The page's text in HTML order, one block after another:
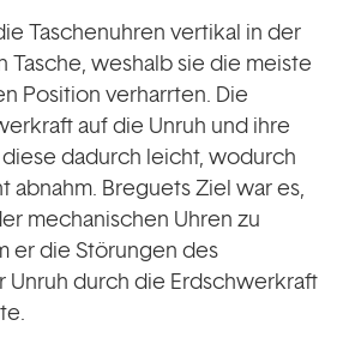
Taschenuhren vertikal in der
Tasche, weshalb sie die meiste
Position verharrten. Die
auf die Unruh und ihre
dadurch leicht, wodurch
abnahm. Breguets Ziel war es,
mechanischen Uhren zu
er die Störungen des
Unruh durch die Erdschwerkraft